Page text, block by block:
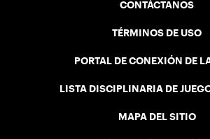
CONTÁCTANOS
TÉRMINOS DE USO
PORTAL DE CONEXIÓN DE
LISTA DISCIPLINARIA DE
MAPA DEL SITIO